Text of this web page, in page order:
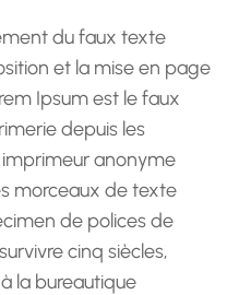
du faux texte
et la mise en page
Ipsum est le faux
depuis les
anonyme
morceaux de texte
de polices de
cinq siècles,
la bureautique